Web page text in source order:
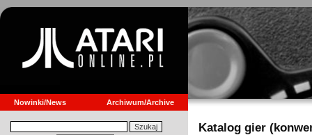
Nowinki/News Archiwum/Archive
Katalog gier